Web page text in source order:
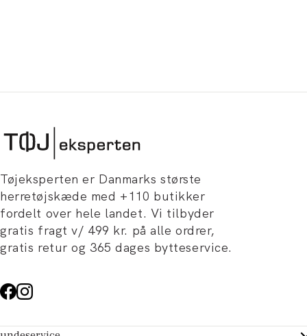
Tøjeksperten er Danmarks største
herretøjskæde med +110 butikker
fordelt over hele landet. Vi tilbyder
gratis fragt v/ 499 kr. på alle ordrer,
gratis retur og 365 dages bytteservice.